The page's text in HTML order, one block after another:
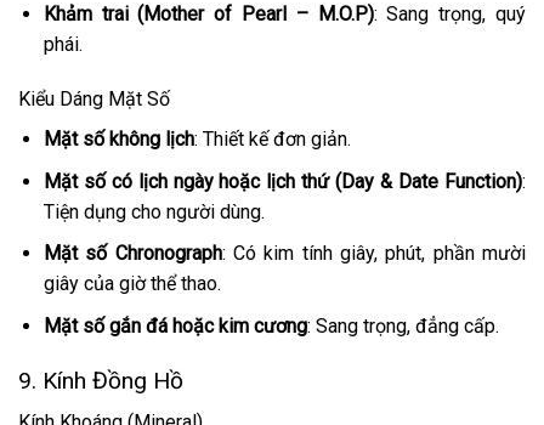
Khảm trai (Mother of Pearl – M.O.P): Sang trọng, quý
phái.
Kiểu Dáng Mặt Số
Mặt số không lịch: Thiết kế đơn giản.
Mặt số có lịch ngày hoặc lịch thứ (Day & Date Function):
Tiện dụng cho người dùng.
Mặt số Chronograph: Có kim tính giây, phút, phần mười
giây của giờ thể thao.
Mặt số gắn đá hoặc kim cương: Sang trọng, đẳng cấp.
9. Kính Đồng Hồ